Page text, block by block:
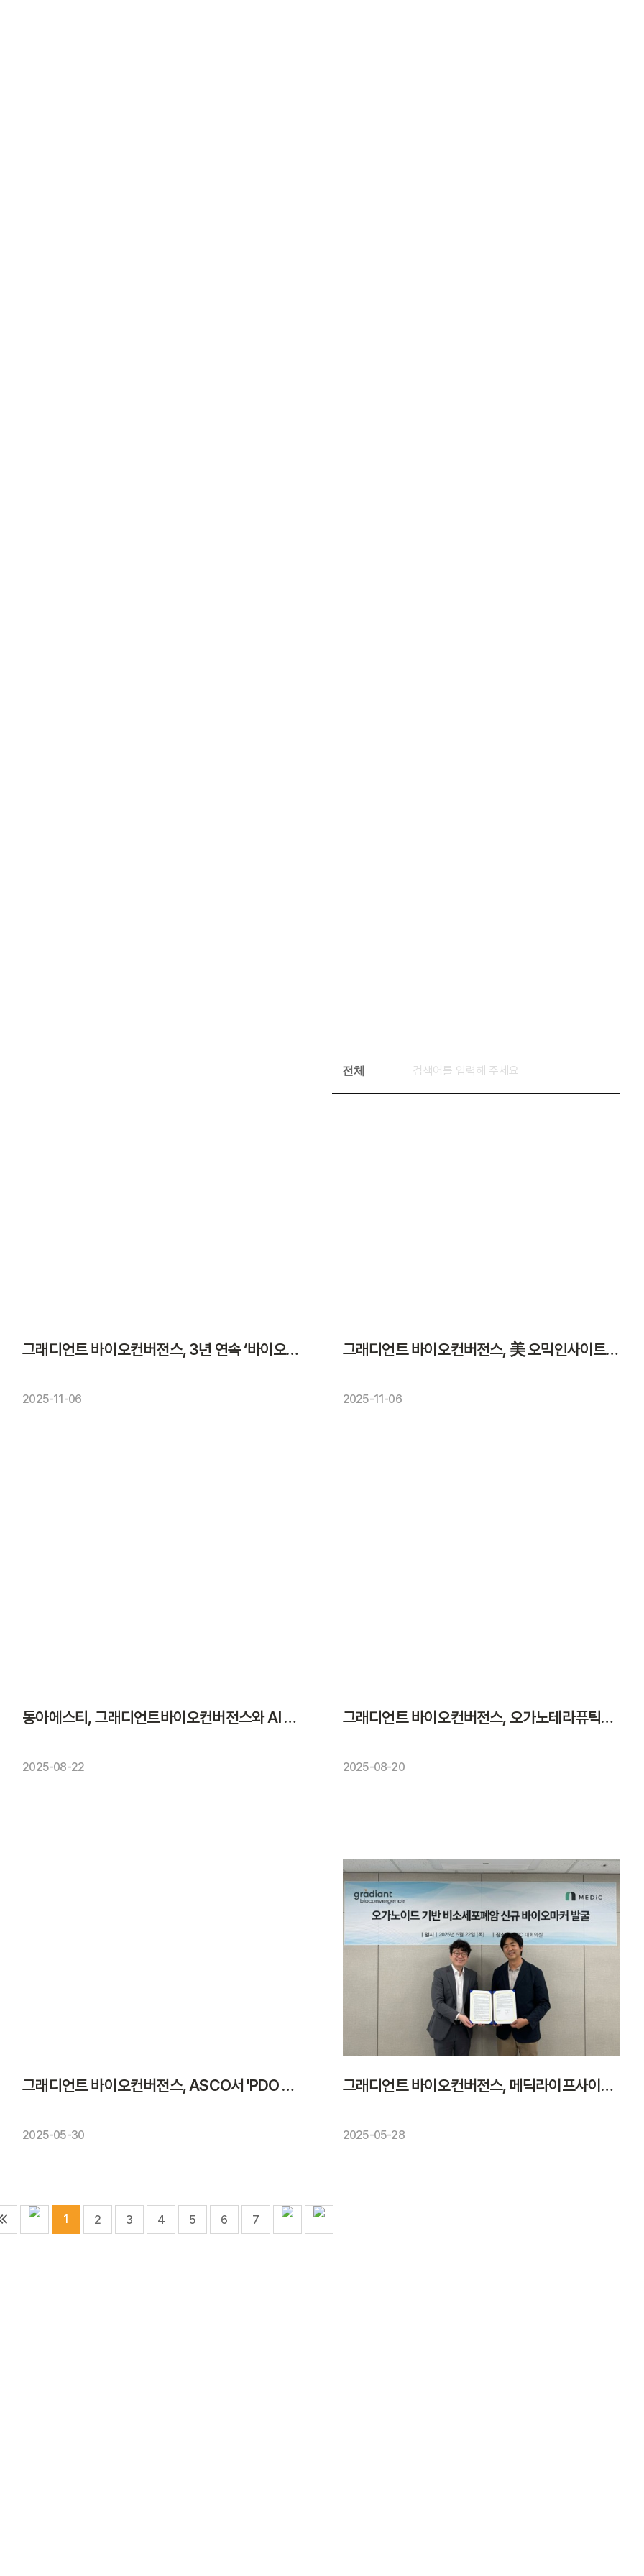
그래디언트 바이오컨버전스, 3년 연속 ‘바이오 유럽’ 참가
2025-11-06
그래디언트 바이오컨버전스, 美 오믹인사이트와 정밀의학 공동연구
2025-11-06
동아에스티, 그래디언트바이오컨버전스와 AI 기반 신약개발 협약
2025-08-22
그래디언트 바이오컨버전스, 오가노테라퓨틱스와 플랫폼 공동 마케팅 협력
2025-08-20
그래디언트 바이오컨버전스, ASCO서 'PDO 뱅킹·AI 타깃 발굴 플랫폼' 소개
2025-05-30
그래디언트 바이오컨버전스, 메딕라이프사이언스와 '비소세포폐암 바이오마커' 발굴 협력
2025-05-28
1 2 3 4 5 6 7